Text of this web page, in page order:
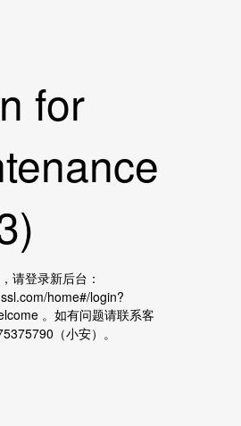
for
请登录新后台：
home#/login?
。如有问题请联系客
（小安）。